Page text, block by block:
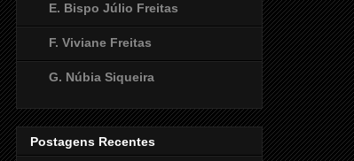
E. Bispo Júlio Freitas
F. Viviane Freitas
G. Núbia Siqueira
Postagens Recentes